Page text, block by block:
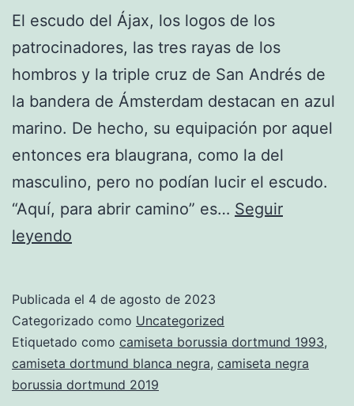
El escudo del Ájax, los logos de los
patrocinadores, las tres rayas de los
hombros y la triple cruz de San Andrés de
la bandera de Ámsterdam destacan en azul
marino. De hecho, su equipación por aquel
entonces era blaugrana, como la del
masculino, pero no podían lucir el escudo.
“Aquí, para abrir camino” es… Seguir
leyendo
Jugador
Del
Real
Madrid
Publicada el 4 de agosto de 2023
Categorizado como Uncategorized
Etiquetado como camiseta borussia dortmund 1993,
camiseta dortmund blanca negra, camiseta negra
borussia dortmund 2019